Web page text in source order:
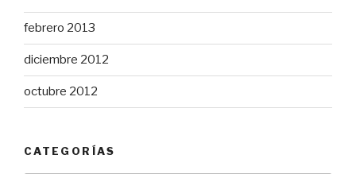
febrero 2013
diciembre 2012
octubre 2012
CATEGORÍAS